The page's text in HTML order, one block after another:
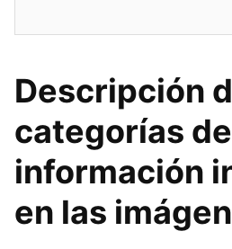
Descripción
categorías de
información
en las